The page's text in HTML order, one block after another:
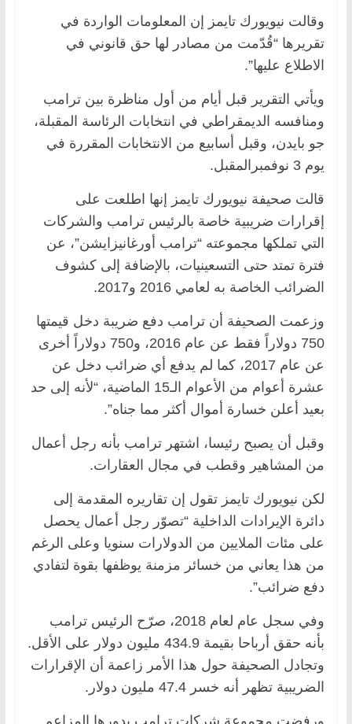
وقالت نيويورك تايمز إن المعلومات الواردة في
تقريرها “قُدّمت من مصادر لها حق قانوني في
الاطلاع عليها”.
ويأتي التقرير قبل أيام من أول مناظرة بين ترامب
ومنافسه الديمقراطي في انتخابات الرئاسة المقبلة،
جو بايدن، وقبل أسابيع من الانتخابات المقررة في
يوم 3 نوفمبرالمقبل.
قالت صحيفة نيويورك تايمز إنها اطلعت على
إقرارات ضريبية خاصة بالرئيس ترامب والشركات
التي تملكها مجموعته “ترامب أورغانيزايشن”، عن
فترة تمتد حتى التسعينيات، بالإضافة إلى كشوف
الضرائب الخاصة به لعامي 2016 و2017.
وزعمت الصحيفة أن ترامب دفع ضريبة دخل قيمتها
750 دولاراً فقط عن عام 2016، و750 دولاراً أخرى
عن عام 2017، كما لم يدفع أي ضرائب دخل عن
عشرة أعوام من الأعوام الـ15 الماضية، “لأنه إلى حد
بعيد أعلن خسارة أموال أكثر مما جناه”.
وقبل أن يصبح رئيسا، اشتهر ترامب بأنه رجل أعمال
من المشاهير وقطب في مجال العقارات.
لكن نيويورك تايمز تقول إن تقاريره المقدمة إلى
دائرة الإيرادات الداخلية “تصوّر رجل أعمال يحصل
على مئات الملايين من الدولارات سنويا وعلى الرغم
من هذا يعاني من خسائر مزمنة يوظفها بقوة لتفادي
دفع ضرائب”.
وفي سجل عام لعام 2018، صرّح الرئيس ترامب
بأنه حقق أرباحا بقيمة 434.9 مليون دولار على الأقل.
وتجادل الصحيفة حول هذا الأمر زاعمة أن الإقرارات
الضريبية تظهر أنه خسر 47.4 مليون دولار.
ورفضت مجموعة شركات ترامب بدورها المزاعم